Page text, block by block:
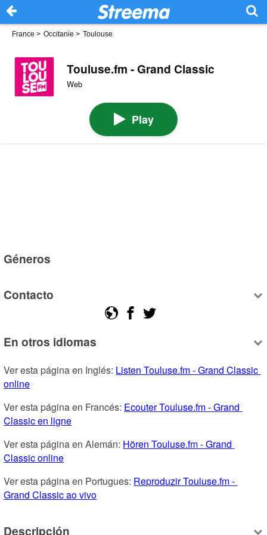
France > Occitanie > Toulouse
Touluse.fm - Grand Classic
Web
Play
Géneros
Contacto
En otros idiomas
Ver esta página en Inglés: Listen Touluse.fm - Grand Classic
online
Ver esta página en Francés: Ecouter Touluse.fm - Grand
Classic en ligne
Ver esta página en Alemán: Hören Touluse.fm - Grand
Classic online
Ver esta página en Portugues: Reproduzir Touluse.fm -
Grand Classic ao vivo
Descripción